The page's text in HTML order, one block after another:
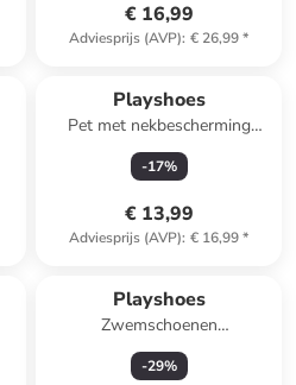
€ 16,99
Adviesprijs (AVP): € 26,99*
Playshoes
Pet met nekbescherming
"Maritim" wit/donkerblauw
-17%
€ 13,99
Adviesprijs (AVP): € 16,99*
Playshoes
Zwemschoenen
lichtblauw/lichtroze
-29%